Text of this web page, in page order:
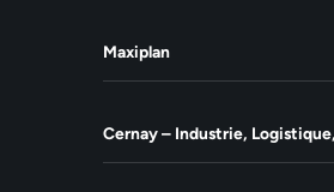
Maxiplan
Cernay – Industrie,